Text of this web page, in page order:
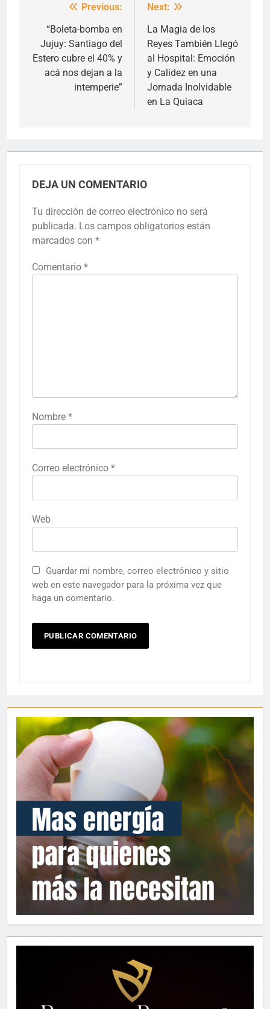
Navegación
de
entradas
Previous:
“Boleta-bomba en
Jujuy: Santiago del
Estero cubre el 40% y
acá nos dejan a la
intemperie”
Next:
La Magia de los
Reyes También Llegó
al Hospital: Emoción
y Calidez en una
Jornada Inolvidable
en La Quiaca
DEJA UN COMENTARIO
Tu dirección de correo electrónico no será
publicada. Los campos obligatorios están
marcados con *
Comentario *
Nombre *
Correo electrónico *
Web
Guardar mi nombre, correo electrónico y sitio
web en este navegador para la próxima vez que
haga un comentario.